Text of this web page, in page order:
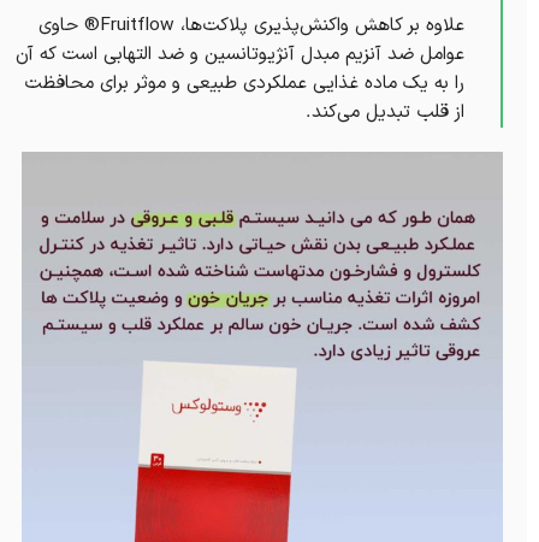
علاوه بر کاهش واکنش‌پذیری پلاکت‌ها، Fruitflow® حاوی
عوامل ضد آنزیم مبدل آنژیوتانسین و ضد التهابی است که آن
را به یک ماده غذایی عملکردی طبیعی و موثر برای محافظت
از قلب تبدیل می‌کند.